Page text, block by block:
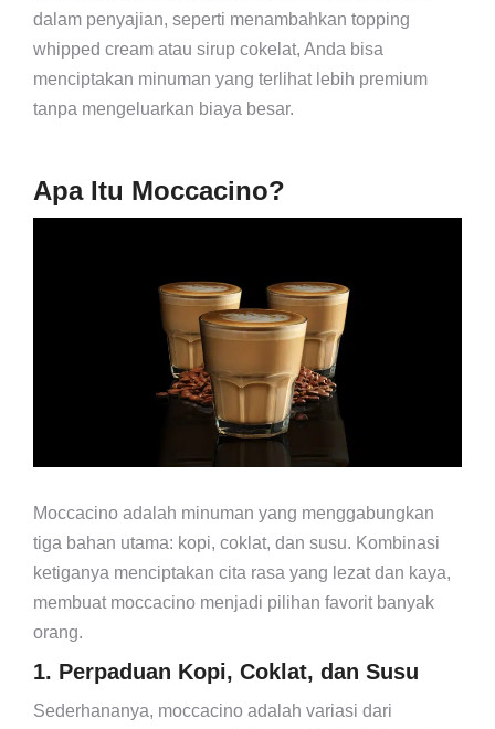
dalam penyajian, seperti menambahkan topping
whipped cream atau sirup cokelat, Anda bisa
menciptakan minuman yang terlihat lebih premium
tanpa mengeluarkan biaya besar.
Apa Itu Moccacino?
Moccacino adalah minuman yang menggabungkan
tiga bahan utama: kopi, coklat, dan susu. Kombinasi
ketiganya menciptakan cita rasa yang lezat dan kaya,
membuat moccacino menjadi pilihan favorit banyak
orang.
1. Perpaduan Kopi, Coklat, dan Susu
Sederhananya, moccacino adalah variasi dari